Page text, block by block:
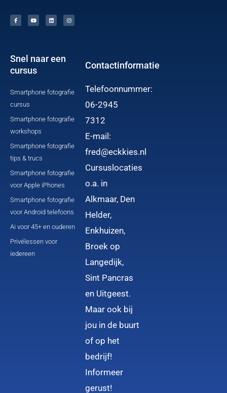
c
e
b
u
t
u
n
k
e
s
t
a
Snel naar een
cursus
Smartphone fotografie
cursus
Smartphone fotografie
workshops
Smartphone fotografie
tips & trucs
Smartphone fotografie
voor Apple iPhones
Smartphone fotografie
voor Android telefoons
Ai voor 45+ en ouderen
Privélessen voor
iedereen
Contactinformatie
Telefoonnummer:
06-2945
7312
E-mail:
fred@eckkies.nl
Cursuslocaties
o.a. in
Alkmaar, Den
Helder,
Enkhuizen,
Broek op
Langedijk,
Sint Pancras
en Uitgeest.
Maar ook bij
jou in de buurt
of op het
bedrijf!
Informeer
gerust!